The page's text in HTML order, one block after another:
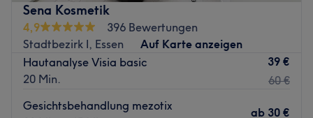
Sena Kosmetik
4,9
396 Bewertungen
Stadtbezirk I, Essen
Auf Karte anzeigen
Hautanalyse Visia basic
20 Min.
39 €
60 €
Gesichtsbehandlung mezotix
ab 30 €